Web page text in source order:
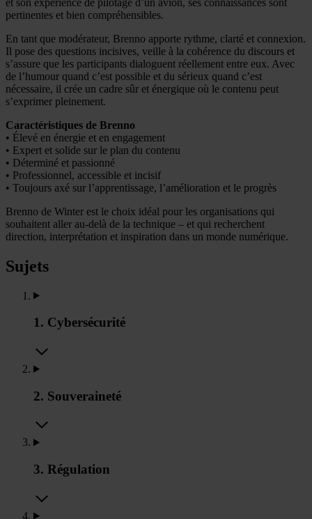
pertinentes et bien compréhensibles.
En tant que modérateur, Brenno apporte rythme, clarté et connexion.
Il pose des questions incisives, veille à la cohérence du discours et
s’assure que les participants dialoguent réellement entre eux. Avec
de l’humour quand c’est possible et du sérieux quand c’est
nécessaire, il crée un cadre sûr et énergique où le contenu peut
s’exprimer pleinement.
Caractéristiques de Brenno
• Élevé en énergie et en engagement
• Expert et solide sur le plan du contenu
• Déterminé et passionné
• Professionnel, accessible et incisif
• Toujours axé sur l’apprentissage, l’amélioration et le progrès
Brenno de Winter est le choix idéal pour les organisations qui
souhaitent aller au-delà de la technique – et qui recherchent
direction, interprétation et inspiration dans un monde numérique.
Sujets
1. Cybersécurité
2. Souveraineté
3. Régulation